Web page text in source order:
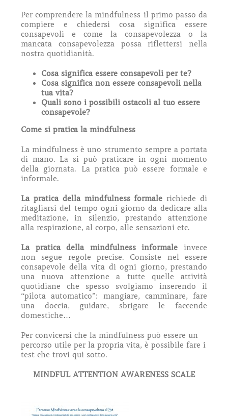
Per comprendere la mindfulness il primo passo da
compiere e chiedersi cosa significa essere
consapevoli e come la consapevolezza o la
mancata consapevolezza possa riflettersi nella
nostra quotidianità.
Cosa significa essere consapevoli per te?
Cosa significa non essere consapevoli nella
tua vita?
Quali sono i possibili ostacoli al tuo essere
consapevole?
Come si pratica la mindfulness
La mindfulness è uno strumento sempre a portata
di mano. La si può praticare in ogni momento
della giornata. La pratica può essere formale e
informale.
La pratica della mindfulness formalerichiede di
ritagliarsi del tempo ogni giorno da dedicare alla
meditazione, in silenzio, prestando attenzione
alla respirazione, al corpo, alle sensazioni etc.
La pratica della mindfulness informale invece
non segue regole precise. Consiste nel essere
consapevole della vita di ogni giorno, prestando
una nuova attenzione a tutte quelle attività
quotidiane che spesso svolgiamo inserendo il
“pilota automatico”: mangiare, camminare, fare
una doccia, guidare, sbrigare le faccende
domestiche…
Per convicersi che la mindfulness può essere un
percorso utile per la propria vita, è possibile fare i
test che trovi qui sotto.
MINDFUL ATTENTION AWARENESS SCALE